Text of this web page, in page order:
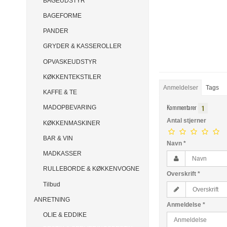
BAGEFORME
PANDER
GRYDER & KASSEROLLER
OPVASKEUDSTYR
KØKKENTEKSTILER
KAFFE & TE
MADOPBEVARING
KØKKENMASKINER
BAR & VIN
MADKASSER
RULLEBORDE & KØKKENVOGNE
Tilbud
ANRETNING
OLIE & EDDIKE
Anmeldelser Tags
Kommentarer 1
Antal stjerner
Navn*
Overskrift*
Anmeldelse*